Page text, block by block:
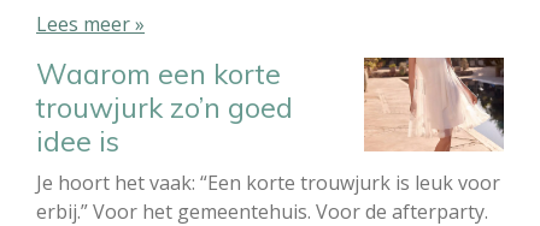
Lees meer »
Waarom een korte
trouwjurk zo’n goed
idee is
Je hoort het vaak: “Een korte trouwjurk is leuk voor
erbij.” Voor het gemeentehuis. Voor de afterparty.